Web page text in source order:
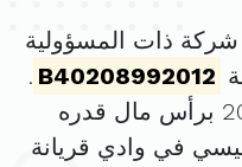
ذات المسؤولية
B40208992012
.
في وادي قريانة